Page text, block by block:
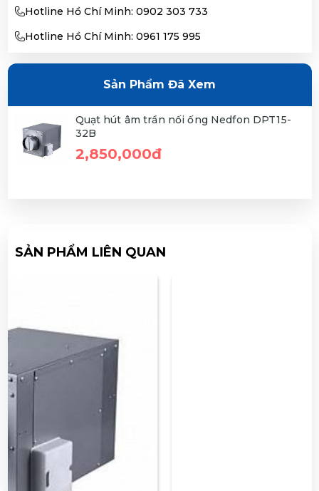
Hotline Hồ Chí Minh: 0902 303 733
Hotline Hồ Chí Minh: 0961 175 995
Sản Phẩm Đã Xem
Quạt hút âm trần nối ống Nedfon DPT15-
32B
2,850,000đ
SẢN PHẨM LIÊN QUAN